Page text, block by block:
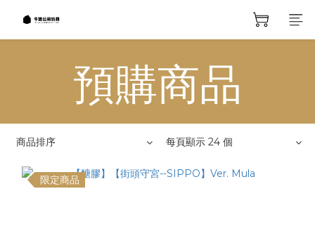
預購商品
商品排序 每頁顯示 24 個
限定商品